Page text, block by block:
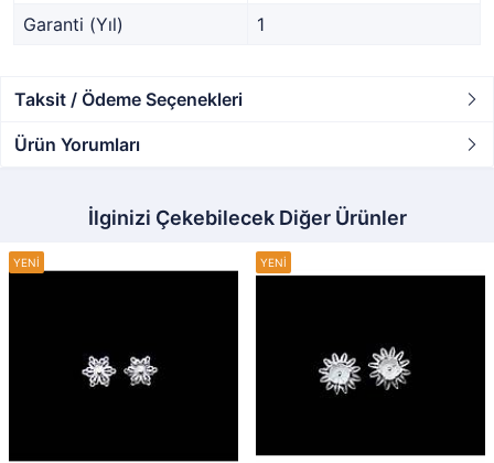
Garanti (Yıl)
1
Taksit / Ödeme Seçenekleri
Ürün Yorumları
İlginizi Çekebilecek Diğer Ürünler